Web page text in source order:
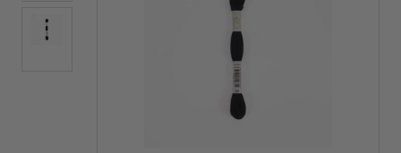
MARCAS